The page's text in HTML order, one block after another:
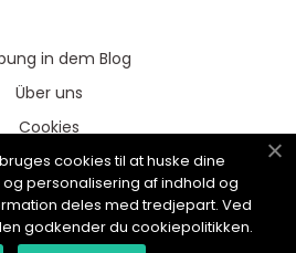
in dem Blog
Über uns
Cookies
uns
Sitemap
cookies til at huske dine
og personalisering af indhold og
deles med tredjepart. Ved
godkender du cookiepolitikken.